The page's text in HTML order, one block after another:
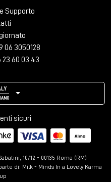
Supporto
3050128
60 03 43
sicuri
10/12 - 00135 Roma (RM)
di: Milk - Minds In a Lovely Karma